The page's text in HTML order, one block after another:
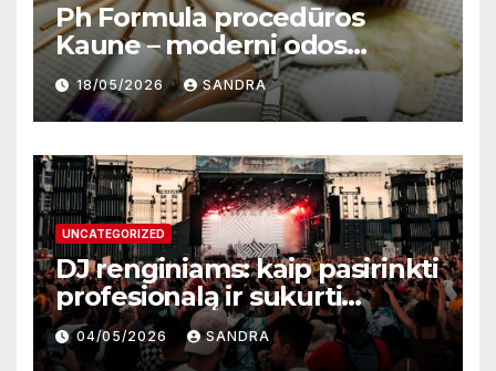
Ph Formula procedūros
Kaune – moderni odos
atnaujinimo sistema
18/05/2026 SANDRA
UNCATEGORIZED
DJ renginiams: kaip pasirinkti
profesionalą ir sukurti
nepamirštamą atmosferą
04/05/2026 SANDRA